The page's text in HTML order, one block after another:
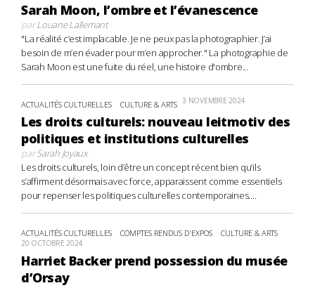
Sarah Moon, l’ombre et l’évanescence
parLouane Lallemant
"La réalité c’est implacable. Je ne peux pas la photographier. J’ai
besoin de m’en évader pour m’en approcher." La photographie de
Sarah Moon est une fuite du réel, une histoire d'ombre...
ACTUALITÉS CULTURELLES CULTURE & ARTS 3 NOVEMBRE 2024
Les droits culturels: nouveau leitmotiv des
politiques et institutions culturelles
parSarah Joyaux
Les droits culturels, loin d’être un concept récent bien qu’ils
s’affirment désormais avec force, apparaissent comme essentiels
pour repenser les politiques culturelles contemporaines....
ACTUALITÉS CULTURELLES COMPTES RENDUS D'EXPOS CULTURE & ARTS
20 OCTOBRE 2024
Harriet Backer prend possession du musée
d’Orsay